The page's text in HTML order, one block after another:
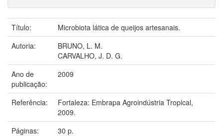
Título:
Microbiota lática de queijos artesanais.
Autoria:
BRUNO, L. M.
CARVALHO, J. D. G.
Ano de
publicação:
2009
Referência:
Fortaleza: Embrapa Agroindústria Tropical,
2009.
Páginas:
30 p.